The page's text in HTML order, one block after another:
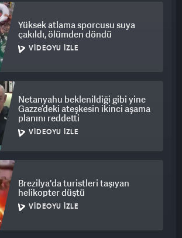
Yüksek atlama sporcusu suya
çakıldı, ölümden döndü
VIDEOYU İZLE
Netanyahu beklenildiği gibi yine
Gazze’deki ateşkesin ikinci aşama
planını reddetti
VIDEOYU İZLE
Brezilya'da turistleri taşıyan
helikopter düştü
VIDEOYU İZLE